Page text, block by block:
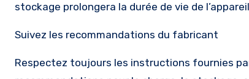
stockage prolongera la durée de vie de
Suivez les recommandations du fabricant
Respectez toujours les instructions fournies